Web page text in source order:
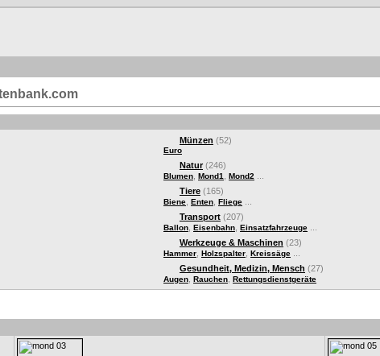
Münzen (52)
Euro
Natur(246)
Blumen Mond1 Mond2
Tiere (165)
Biene Enten Fliege
Transport (207)
Ballon Eisenbahn Einsatzfahrzeuge
Werkzeuge & Maschinen (23)
Hammer Holzspalter Kreissäge
Gesundheit, Medizin, Mensch (27)
Augen Rauchen Rettungsdienstgeräte